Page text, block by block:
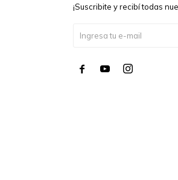
¡Suscribite y recibí todas
  